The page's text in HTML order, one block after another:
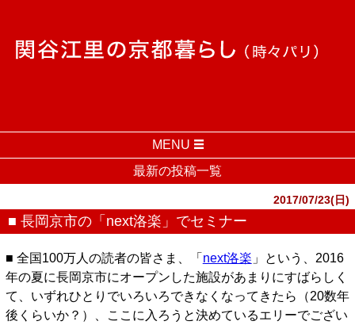
MENU
最新の投稿一覧
2017/07/23(日)
■ 長岡京市の「next洛楽」でセミナー
■ 全国100万人の読者の皆さま、「 next洛楽 」という、2016
年の夏に長岡京市にオープンした施設があまりにすばらしく
て、いずれひとりでいろいろできなくなってきたら（20数年
後くらいか？）、ここに入ろうと決めているエリーでござい